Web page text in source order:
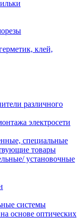
клей,
различного
электросети
специальные
товары
установочные
системы
основе оптических